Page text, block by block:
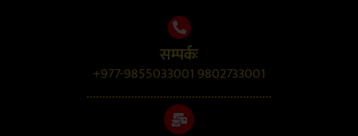
सम्पर्कः
+977-9855033001 9802733001
..........................................................